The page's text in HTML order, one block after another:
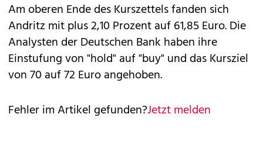
Am oberen Ende des Kurszettels fanden sich
Andritz mit plus 2,10 Prozent auf 61,85 Euro. Die
Analysten der Deutschen Bank haben ihre
Einstufung von "hold" auf "buy" und das Kursziel
von 70 auf 72 Euro angehoben.
Fehler im Artikel gefunden?Jetzt melden